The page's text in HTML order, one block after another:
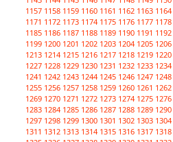
1157 1158 1159 1160 1161 1162 1163 1164
1171 1172 1173 1174 1175 1176 1177 1178
1185 1186 1187 1188 1189 1190 1191 1192
1199 1200 1201 1202 1203 1204 1205 1206
1213 1214 1215 1216 1217 1218 1219 1220
1227 1228 1229 1230 1231 1232 1233 1234
1241 1242 1243 1244 1245 1246 1247 1248
1255 1256 1257 1258 1259 1260 1261 1262
1269 1270 1271 1272 1273 1274 1275 1276
1283 1284 1285 1286 1287 1288 1289 1290
1297 1298 1299 1300 1301 1302 1303 1304
1311 1312 1313 1314 1315 1316 1317 1318